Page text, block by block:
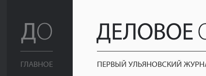
ГЛАВНОЕ ПЕРВЫЙ УЛЬЯНОВСКИЙ